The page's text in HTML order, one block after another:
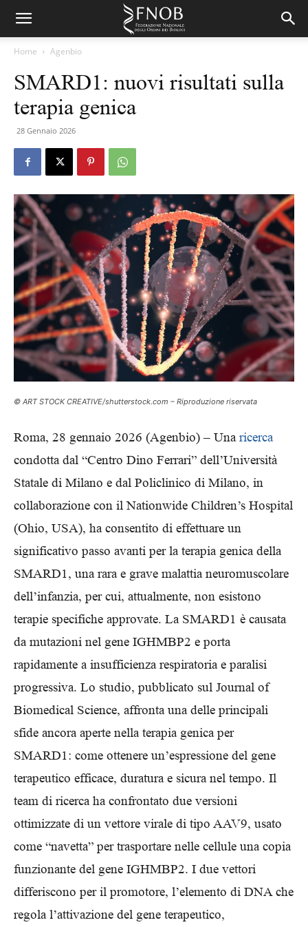
Home Agenbio
SMARD1: nuovi risultati sulla
terapia genica
28 Gennaio 2026
© ART STOCK CREATIVE/shutterstock.com – Riproduzione riservata
Roma, 28 gennaio 2026 (Agenbio) – Unaricerca
condotta dal “Centro Dino Ferrari” dell’Università
Statale di Milano e dal Policlinico di Milano, in
collaborazione con il Nationwide Children’s Hospital
(Ohio, USA), ha consentito di effettuare un
significativo passo avanti per la terapia genica della
SMARD1, una rara e grave malattia neuromuscolare
dell’infanzia, per cui, attualmente, non esistono
terapie specifiche approvate. La SMARD1 è causata
da mutazioni nel gene IGHMBP2 e porta
rapidamente a insufficienza respiratoria e paralisi
progressiva. Lo studio, pubblicato sul Journal of
Biomedical Science, affronta una delle principali
sfide ancora aperte nella terapia genica per
SMARD1: come ottenere un’espressione del gene
terapeutico efficace, duratura e sicura nel tempo. Il
team di ricerca ha confrontato due versioni
ottimizzate di un vettore virale di tipo AAV9, usato
come “navetta” per trasportare nelle cellule una copia
funzionante del gene IGHMBP2. I due vettori
differiscono per il promotore, l’elemento di DNA che
regola l’attivazione del gene terapeutico,